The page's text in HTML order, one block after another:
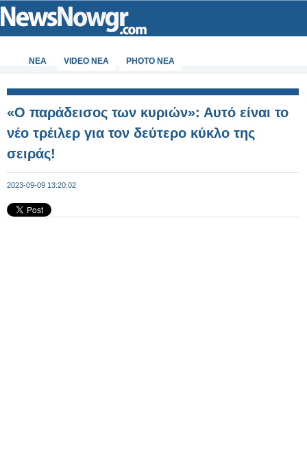
ΝΕΑ VIDEO NEA PHOTO NEA
«Ο παράδεισος των κυριών»: Αυτό είναι το
νέο τρέιλερ για τον δεύτερο κύκλο της
σειράς!
2023-09-09 13:20:02